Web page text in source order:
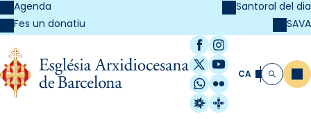
Agenda
Fes un donatiu
Santoral del dia
SAVA
Facebook
Instagram
X / Twitter
YouTube
WhatsApp
Flickr
Radio Estel
Catalunya
CA Cerca